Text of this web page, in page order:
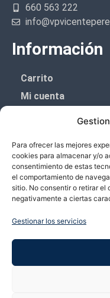
Para ofrecer las mejores
cookies para almacenar y/o
consentimiento de estas
el comportamiento de
sitio. No consentir o retirar
negativamente a ciertas
Gestionar los servicios
660 563 222
Información
Carrito
Mi cuenta
Política de cookies
Boletín de
¡¡Suscríbete y
Te enviaremos sólo